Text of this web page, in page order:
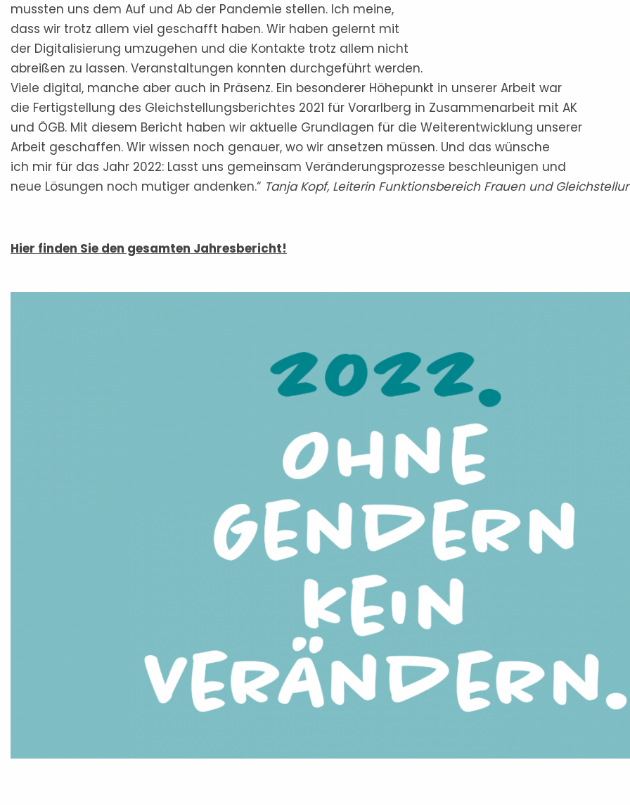
mussten uns dem Auf und Ab der Pandemie stellen. Ich meine,
dass wir trotz allem viel geschafft haben. Wir haben gelernt mit
der Digitalisierung umzugehen und die Kontakte trotz allem nicht
abreißen zu lassen. Veranstaltungen konnten durchgeführt werden.
Viele digital, manche aber auch in Präsenz. Ein besonderer Höhepunkt in unserer Arbeit war
die Fertigstellung des Gleichstellungsberichtes 2021 für Vorarlberg in Zusammenarbeit mit AK
und ÖGB. Mit diesem Bericht haben wir aktuelle Grundlagen für die Weiterentwicklung unserer
Arbeit geschaffen. Wir wissen noch genauer, wo wir ansetzen müssen. Und das wünsche
ich mir für das Jahr 2022: Lasst uns gemeinsam Veränderungsprozesse beschleunigen und
neue Lösungen noch mutiger andenken.“ Tanja Kopf, Leiterin Funktionsbereich Frauen und
Hier finden Sie den gesamten Jahresbericht!